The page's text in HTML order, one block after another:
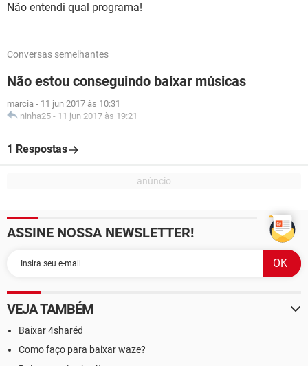
Não entendi qual programa!
Conversas semelhantes
Não estou conseguindo baixar músicas
marcia - 11 jun 2017 às 10:31
ninha25 - 11 jun 2017 às 19:21
1 Respostas
ASSINE NOSSA NEWSLETTER!
VEJA TAMBÉM
Baixar 4sharéd
Como faço para baixar waze?